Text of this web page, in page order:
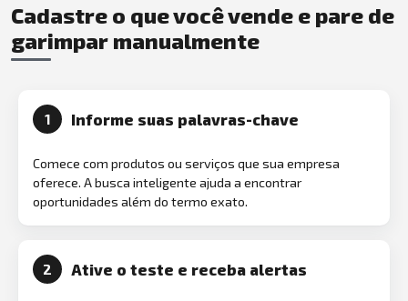
Cadastre o que você vende e pare de
garimpar manualmente
1 Informe suas palavras-chave
Comece com produtos ou serviços que sua empresa
oferece. A busca inteligente ajuda a encontrar
oportunidades além do termo exato.
2 Ative o teste e receba alertas